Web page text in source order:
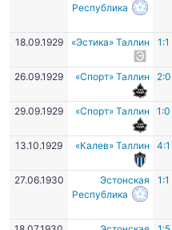
Республика
18.09.1929
«Эстика» Таллин 1:1
26.09.1929
«Спорт» Таллин 2:0
29.09.1929
«Спорт» Таллин 1:0
13.10.1929
«Калев» Таллин 4:1
27.06.1930
Эстонская
Республика
1:1